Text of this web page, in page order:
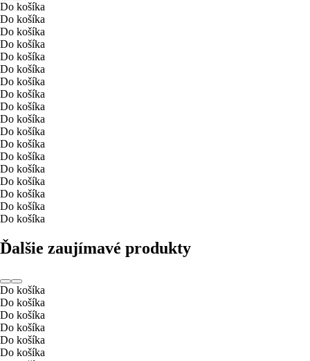
Do košíka
Do košíka
Do košíka
Do košíka
Do košíka
Do košíka
Do košíka
Do košíka
Do košíka
Do košíka
Do košíka
Do košíka
Do košíka
Do košíka
Do košíka
Do košíka
Do košíka
Do košíka
Ďalšie zaujímavé produkty
Do košíka
Do košíka
Do košíka
Do košíka
Do košíka
Do košíka